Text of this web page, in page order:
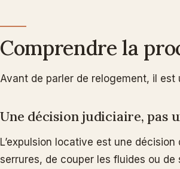
Comprendre la
Avant de parler de relogement, il
Une décision judiciaire,
L’expulsion locative est une
serrures, de couper les fluides ou